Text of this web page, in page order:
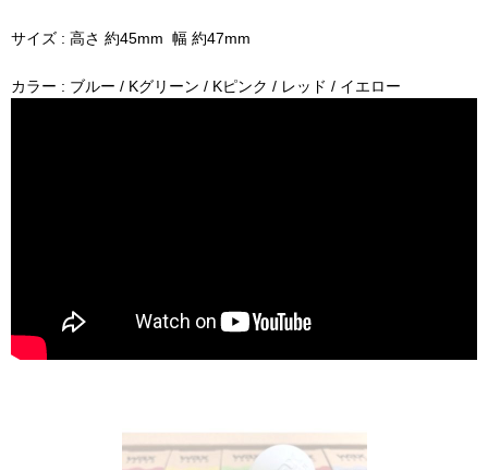
サイズ : 高さ 約45mm 幅 約47mm
カラー : ブルー / Kグリーン / Kピンク / レッド / イエロー